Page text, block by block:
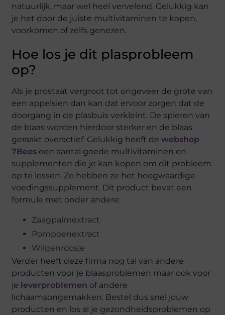
natuurlijk, maar wel heel vervelend. Gelukkig kan
je het door de juiste multivitaminen te kopen,
voorkomen of zelfs genezen.
Hoe los je dit plasprobleem
op?
Als je prostaat vergroot tot ongeveer de grote van
een appelsien dan kan dat ervoor zorgen dat de
doorgang in de plasbuis verkleint. De spieren van
de blaas worden hierdoor sterker en de blaas
geraakt overactief. Gelukkig heeft dewebshop
7Bees een aantal goede multivitaminen en
supplementen die je kan kopen om dit probleem
op te lossen. Zo hebben ze het hoogwaardige
voedingssupplement. Dit product bevat een
formule met onder andere:
Zaagpalmextract
Pompoenextract
Wilgenroosje
Verder heeft deze firma nog tal van andere
producten voor je blaasproblemen maar ook voor
je leverproblemen of andere
lichaamsongemakken. Bestel dus snel jouw
producten en los al je gezondheidsproblemen op